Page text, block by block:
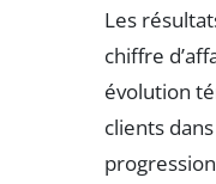
Les
chiffre
évolution
clients